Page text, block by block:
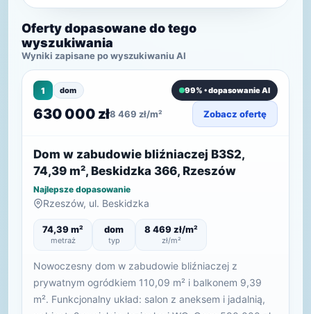
Oferty dopasowane do tego
wyszukiwania
Wyniki zapisane po wyszukiwaniu AI
1 dom 99% • dopasowanie AI
630 000 zł8 469 zł/m² Zobacz ofertę
Dom w zabudowie bliźniaczej B3S2,
74,39 m², Beskidzka 366, Rzeszów
Najlepsze dopasowanie
Rzeszów, ul. Beskidzka
74,39 m²
metraż
dom
typ
8 469 zł/m²
zł/m²
Nowoczesny dom w zabudowie bliźniaczej z
prywatnym ogródkiem 110,09 m² i balkonem 9,39
m². Funkcjonalny układ: salon z aneksem i jadalnią,